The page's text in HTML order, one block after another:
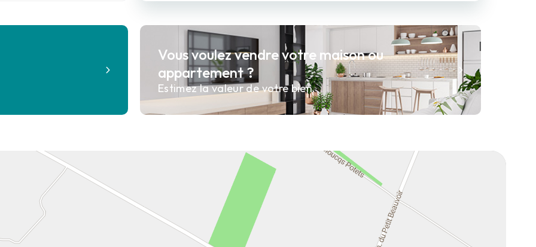
Vous voulez vendre votre maison ou
appartement ?
Estimez la valeur de votre bien.